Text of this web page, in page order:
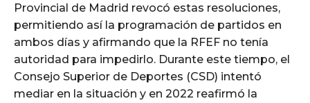
Provincial de Madrid revocó estas resoluciones,
permitiendo así la programación de partidos en
ambos días y afirmando que la RFEF no tenía
autoridad para impedirlo. Durante este tiempo, el
Consejo Superior de Deportes (CSD) intentó
mediar en la situación y en 2022 reafirmó la